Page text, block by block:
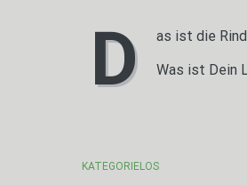
D
as ist die
Was ist Dein
KATEGORIELOS